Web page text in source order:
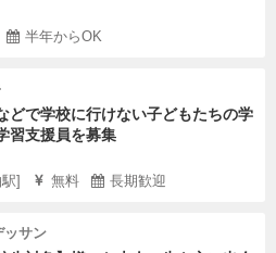
半年からOK
どで学校に行けない子どもたちの学
習支援員を募集
] 無料 長期歓迎
ッサン